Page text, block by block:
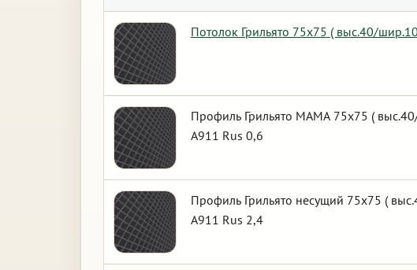
Потолок Грильято 75х75 ( выс.40/
Профиль Грильято МАМА 75х75 (
А911 Rus 0,6
Профиль Грильято несущий 75х75 (
А911 Rus 2,4